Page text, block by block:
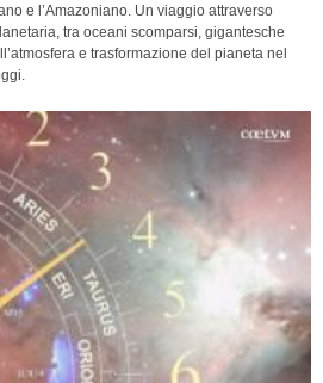
e l’Amazoniano. Un viaggio attraverso
tra oceani scomparsi, gigantesche
e trasformazione del pianeta nel